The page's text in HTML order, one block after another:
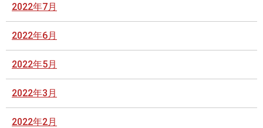
2022年7月
2022年6月
2022年5月
2022年3月
2022年2月